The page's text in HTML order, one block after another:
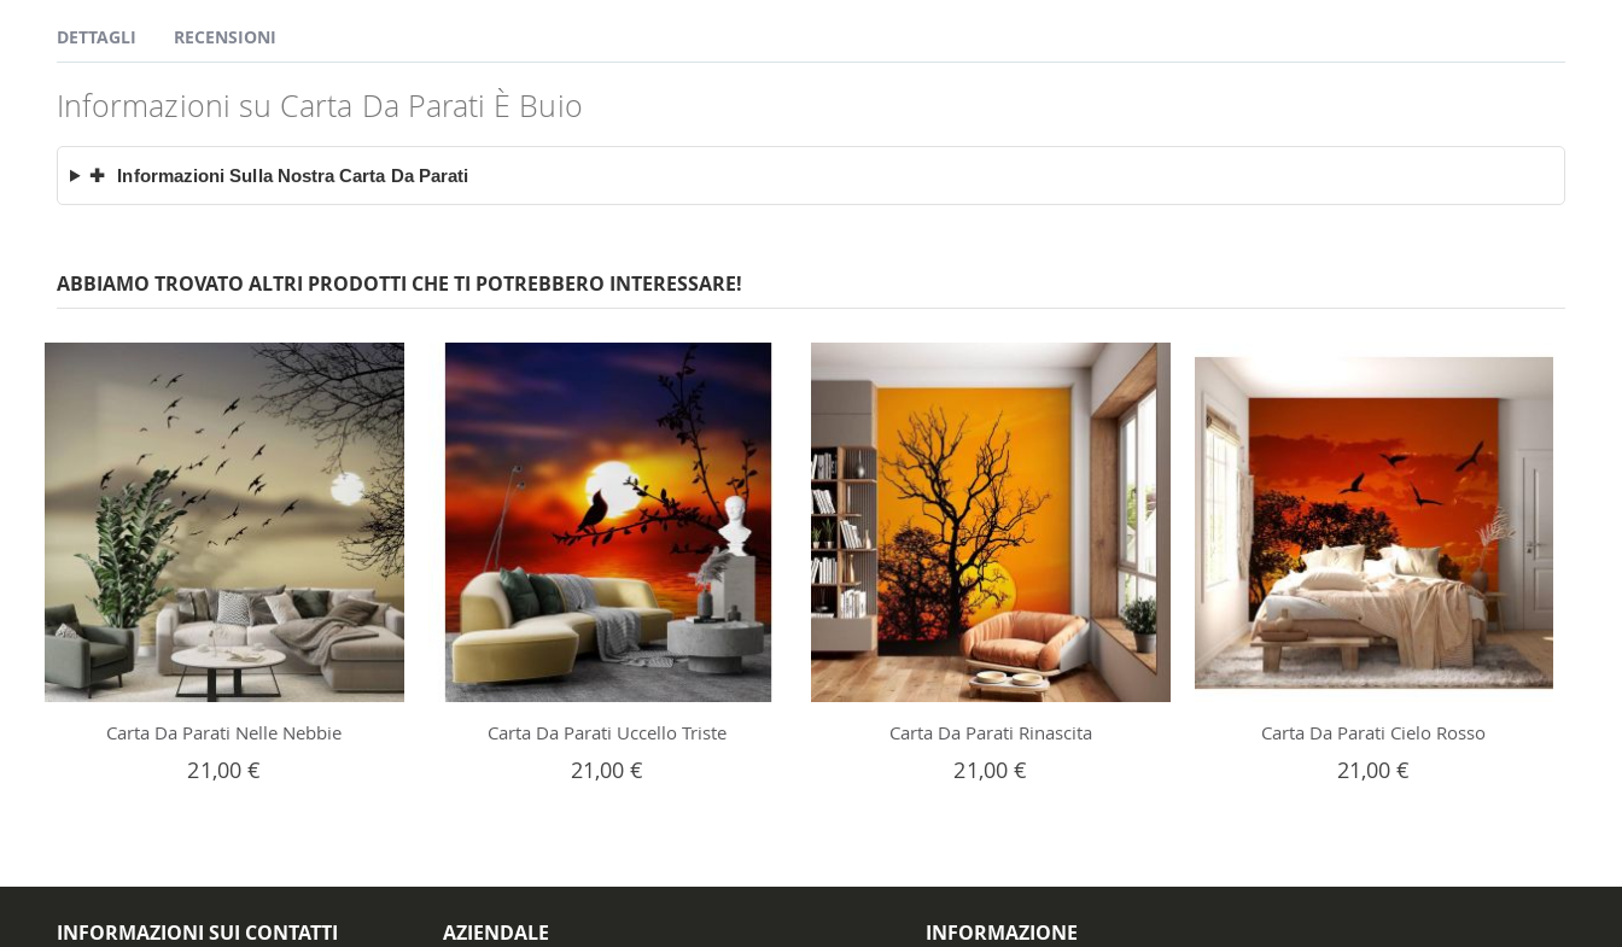
DETTAGLI
Informazioni su Carta Da Parati È Buio
✚ Informazioni Sulla Nostra Carta Da Parati
RECENSIONI
ABBIAMO TROVATO ALTRI PRODOTTI CHE TI POTREBBERO INTERESSARE!
Carta Da Parati Nelle Nebbie
21,00 €
Carta Da Parati Uccello Triste
21,00 €
Carta Da Parati Rinascita
21,00 €
Carta Da Parati Cielo Rosso
21,00 €
INFORMAZIONI SUI CONTATTI AZIENDALE INFORMAZIONE